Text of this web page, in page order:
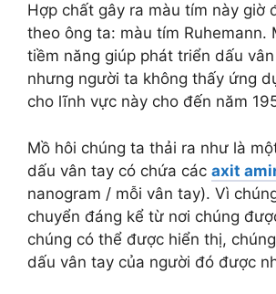
Hợp chất gây ra màu tím này giờ
theo ông ta: màu tím Ruhemann.
tiềm năng giúp phát triển dấu
nhưng người ta không thấy ứng
cho lĩnh vực này cho đến năm
Mồ hôi chúng ta thải ra như là
dấu vân tay có chứa các axit
nanogram / mỗi vân tay). Vì
chuyển đáng kể từ nơi chúng
chúng có thể được hiển thị,
dấu vân tay của người đó được